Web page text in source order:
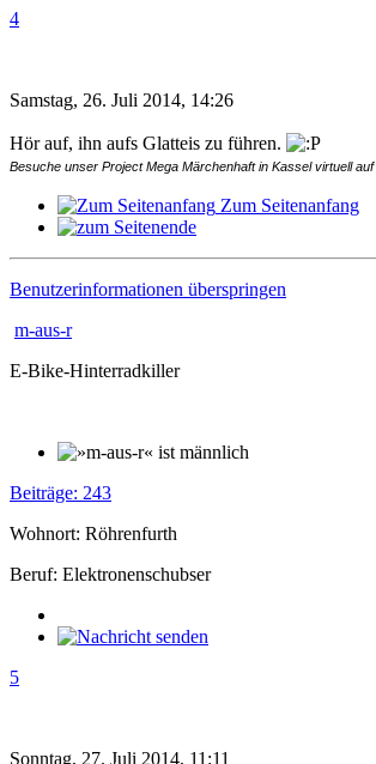
4
Samstag, 26. Juli 2014, 14:26
Hör auf, ihn aufs Glatteis zu führen.
Besuche unser Project Mega Märchenhaft in Kassel virtuell auf
Zum Seitenanfang
Benutzerinformationen überspringen
m-aus-r
E-Bike-Hinterradkiller
Beiträge: 243
Wohnort: Röhrenfurth
Beruf: Elektronenschubser
5
Sonntag, 27. Juli 2014, 11:11